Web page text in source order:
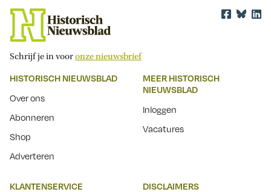
Schrijf je in vooronze nieuwsbrief
HISTORISCH NIEUWSBLAD
Over ons
Abonneren
Shop
Adverteren
MEER HISTORISCH
NIEUWSBLAD
Inloggen
Vacatures
KLANTENSERVICE DISCLAIMERS